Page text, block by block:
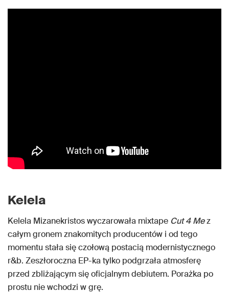
Kelela
Kelela Mizanekristos wyczarowała mixtape Cut 4 Mez
całym gronem znakomitych producentów i od tego
momentu stała się czołową postacią modernistycznego
r&b. Zeszłoroczna EP-ka tylko podgrzała atmosferę
przed zbliżającym się oficjalnym debiutem. Porażka po
prostu nie wchodzi w grę.